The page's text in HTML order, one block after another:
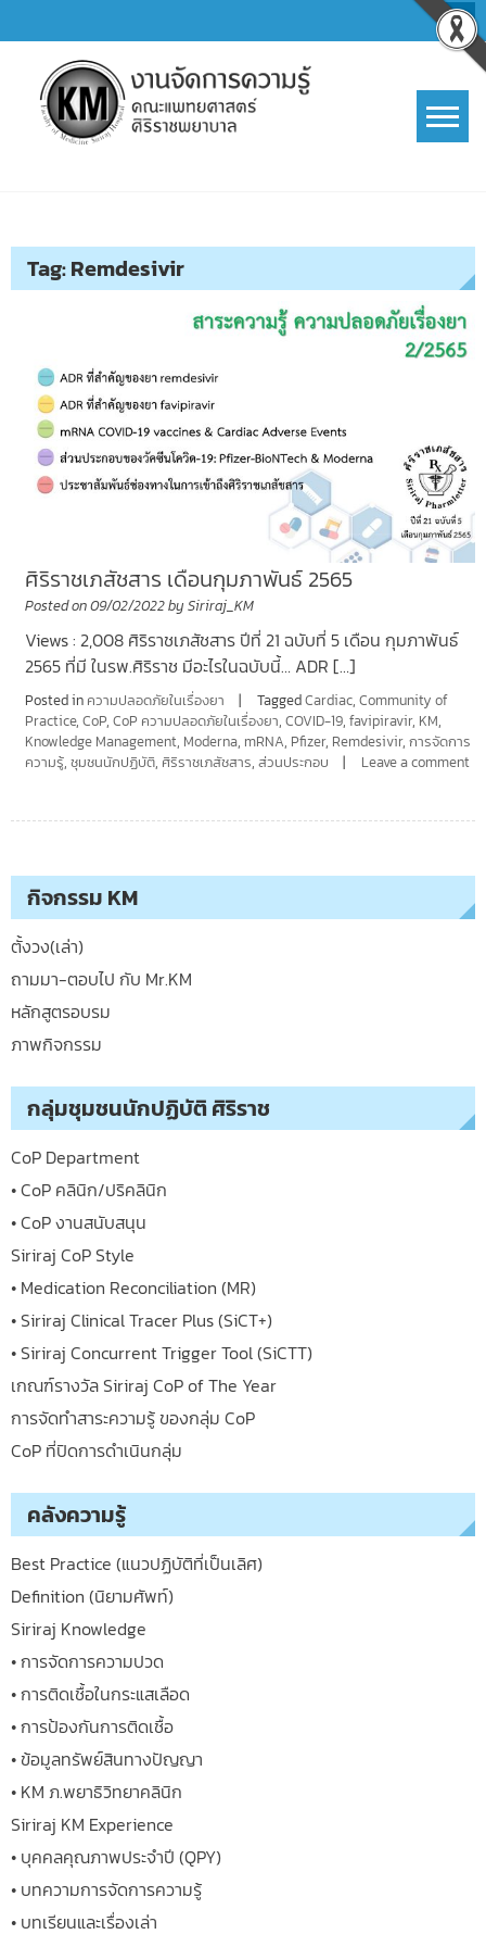
to
content
Tag:Remdesivir
ศิริราชเภสัชสาร เดือนกุมภาพันธ์ 2565
Posted on09/02/2022by Siriraj_KM
Views : 2,008 ศิริราชเภสัชสาร ปีที่ 21 ฉบับที่ 5 เดือน กุมภาพันธ์
2565 ที่มี ในรพ.ศิริราช มีอะไรในฉบับนี้… ADR […]
Posted in ความปลอดภัยในเรื่องยา TaggedCardiac, Community of
Practice, CoP, CoP ความปลอดภัยในเรื่องยา, COVID-19, favipiravir, KM,
Knowledge Management, Moderna, mRNA, Pfizer, Remdesivir, การจัดการ
ความรู้, ชุมชนนักปฏิบัติ, ศิริราชเภสัชสาร, ส่วนประกอบ Leave a comment
กิจกรรม KM
ตั้งวง(เล่า)
ถามมา-ตอบไป กับ Mr.KM
หลักสูตรอบรม
ภาพกิจกรรม
กลุ่มชุมชนนักปฏิบัติ ศิริราช
CoP Department
• CoP คลินิก/ปริคลินิก
• CoP งานสนับสนุน
Siriraj CoP Style
• Medication Reconciliation (MR)
• Siriraj Clinical Tracer Plus (SiCT+)
• Siriraj Concurrent Trigger Tool (SiCTT)
เกณฑ์รางวัล Siriraj CoP of The Year
การจัดทำสาระความรู้ ของกลุ่ม CoP
CoP ที่ปิดการดำเนินกลุ่ม
คลังความรู้
Best Practice (แนวปฏิบัติที่เป็นเลิศ)
Definition (นิยามศัพท์)
Siriraj Knowledge
• การจัดการความปวด
• การติดเชื้อในกระแสเลือด
• การป้องกันการติดเชื้อ
• ข้อมูลทรัพย์สินทางปัญญา
• KM ภ.พยาธิวิทยาคลินิก
Siriraj KM Experience
• บุคคลคุณภาพประจำปี (QPY)
• บทความการจัดการความรู้
• บทเรียนและเรื่องเล่า